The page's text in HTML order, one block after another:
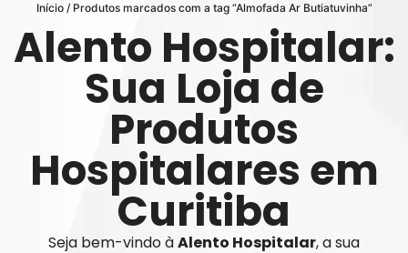
Início/ Produtos marcados com a tag “Almofada Ar Butiatuvinha”
Alento Hospitalar:
Sua Loja de
Produtos
Hospitalares em
Curitiba
Seja bem-vindo àAlento Hospitalar, a sua